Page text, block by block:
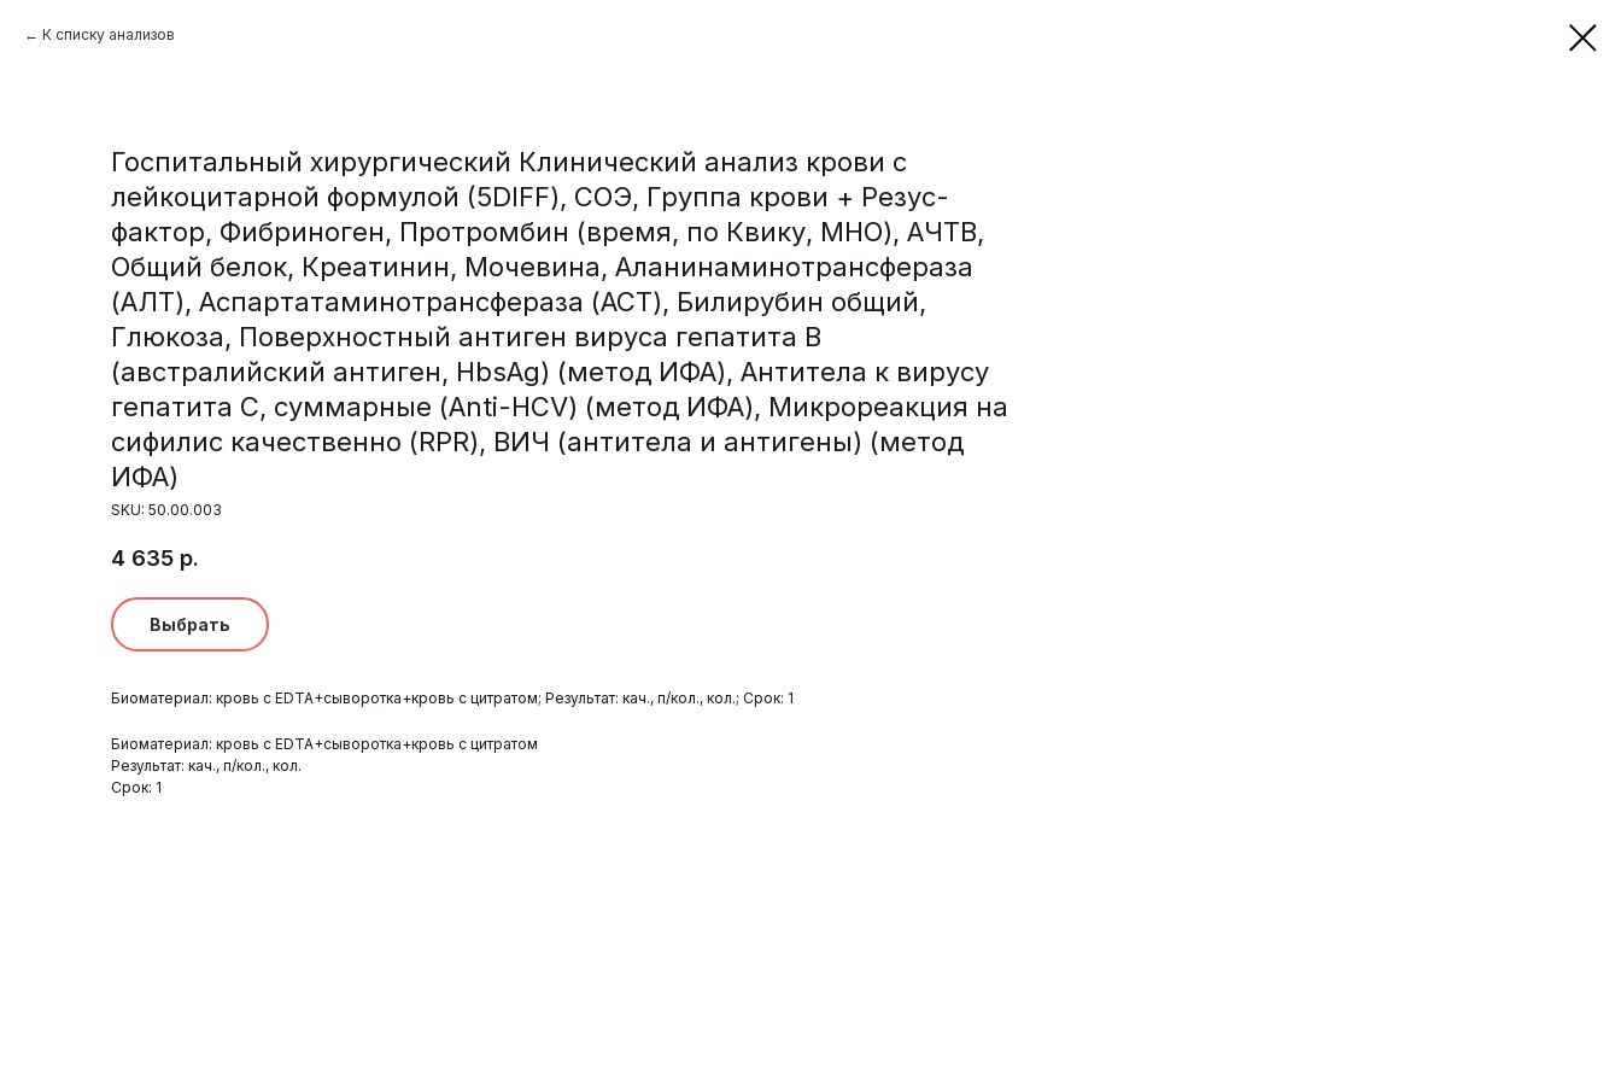
К списку анализов
Госпитальный хирургический Клинический анализ крови с
лейкоцитарной формулой (5DIFF), СОЭ, Группа крови + Резус-
фактор, Фибриноген, Протромбин (время, по Квику, МНО), АЧТВ,
Общий белок, Креатинин, Мочевина, Аланинаминотрансфераза
(АЛТ), Аспартатаминотрансфераза (АСТ), Билирубин общий,
Глюкоза, Поверхностный антиген вируса гепатита В
(австралийский антиген, HbsAg) (метод ИФА), Антитела к вирусу
гепатита С, суммарные (Anti-HCV) (метод ИФА), Микрореакция на
сифилис качественно (RPR), ВИЧ (антитела и антигены) (метод
ИФА)
SKU: 50.00.003
4 635 р.
Выбрать
Биоматериал: кровь с EDTA+сыворотка+кровь с цитратом; Результат: кач., п/кол., кол.; Срок: 1
Биоматериал: кровь с EDTA+сыворотка+кровь с цитратом
Результат: кач., п/кол., кол.
Срок: 1